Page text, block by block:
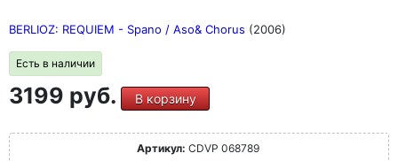
BERLIOZ: REQUIEM - Spano / Aso& Chorus (2006)
Есть в наличии
3199 руб. В корзину
Артикул: CDVP 068789